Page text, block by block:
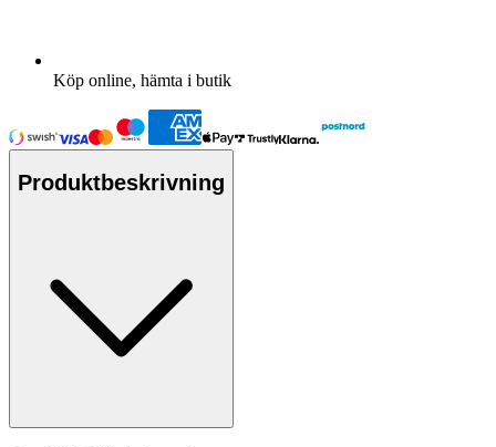
Köp online, hämta i butik
Produktbeskrivning